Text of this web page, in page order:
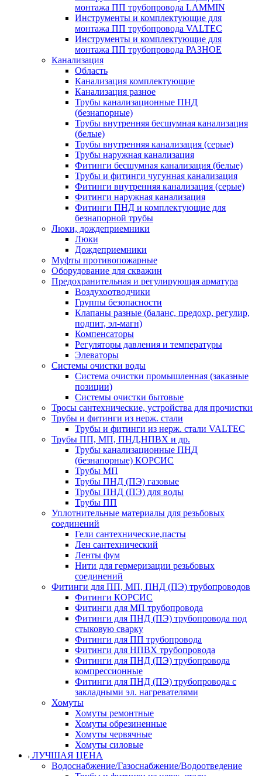
монтажа ПП трубопровода LAMMIN
Инструменты и комплектующие для
монтажа ПП трубопровода VALTEC
Инструменты и комплектующие для
монтажа ПП трубопровода РАЗНОЕ
Канализация
Область
Канализация комплектующие
Канализация разное
Трубы канализационные ПНД
(безнапорные)
Трубы внутренняя бесшумная канализация
(белые)
Трубы внутренняя канализация (серые)
Трубы наружная канализация
Фитинги бесшумная канализация (белые)
Трубы и фитинги чугунная канализация
Фитинги внутренняя канализация (серые)
Фитинги наружная канализация
Фитинги ПНД и комплектующие для
безнапорной трубы
Люки, дождеприемники
Люки
Дождеприемники
Муфты противопожарные
Оборудование для скважин
Предохранительная и регулирующая арматура
Воздухоотводчики
Группы безопасности
Клапаны разные (баланс, предохр, регулир,
подпит, эл-магн)
Компенсаторы
Регуляторы давления и температуры
Элеваторы
Системы очистки воды
Система очистки промышленная (заказные
позиции)
Системы очистки бытовые
Тросы сантехнические, устройства для прочистки
Трубы и фитинги из нерж. стали
Трубы и фитинги из нерж. стали VALTEC
Трубы ПП, МП, ПНД,НПВХ и др.
Трубы канализационные ПНД
(безнапорные) КОРСИС
Трубы МП
Трубы ПНД (ПЭ) газовые
Трубы ПНД (ПЭ) для воды
Трубы ПП
Уплотнительные материалы для резьбовых
соединений
Гели сантехнические,пасты
Лен сантехнический
Ленты фум
Нити для гермеризации резьбовых
соединений
Фитинги для ПП, МП, ПНД (ПЭ) трубопроводов
Фитинги КОРСИС
Фитинги для МП трубопровода
Фитинги для ПНД (ПЭ) трубопровода под
стыковую сварку
Фитинги для ПП трубопровода
Фитинги для НПВХ трубопровода
Фитинги для ПНД (ПЭ) трубопровода
компрессионные
Фитинги для ПНД (ПЭ) трубопровода с
закладными эл. нагревателями
Хомуты
Хомуты ремонтные
Хомуты обрезиненные
Хомуты червячные
Хомуты силовые
ЛУЧШАЯ ЦЕНА
Водоснабжение/Газоснабжение/Водоотведение